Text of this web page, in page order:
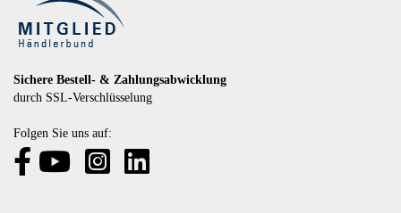
Sichere Bestell- & Zahlungsabwicklung
durch SSL-Verschlüsselung
Folgen Sie uns auf: